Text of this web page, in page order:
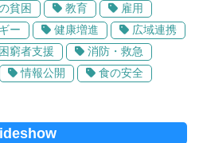
貧困 教育
雇用
ー 健康増進
広域連携
窮者支援
消防・救急
情報公開 食の安全